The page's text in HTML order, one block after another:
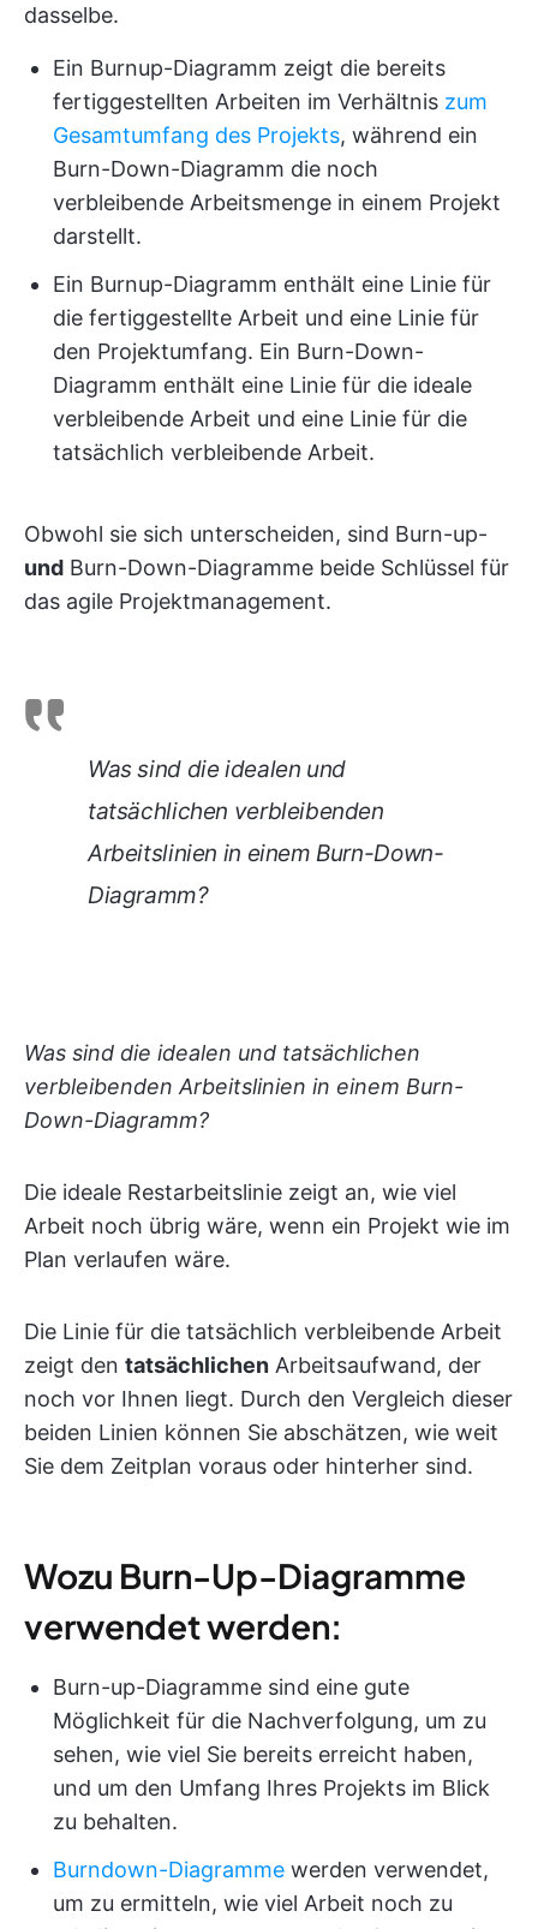
dasselbe.
Ein Burnup-Diagramm zeigt die bereits
fertiggestellten Arbeiten im Verhältnis zum
Gesamtumfang des Projekts, während ein
Burn-Down-Diagramm die noch
verbleibende Arbeitsmenge in einem Projekt
darstellt.
Ein Burnup-Diagramm enthält eine Linie für
die fertiggestellte Arbeit und eine Linie für
den Projektumfang. Ein Burn-Down-
Diagramm enthält eine Linie für die ideale
verbleibende Arbeit und eine Linie für die
tatsächlich verbleibende Arbeit.
Obwohl sie sich unterscheiden, sind Burn-up-
und Burn-Down-Diagramme beide Schlüssel für
das agile Projektmanagement.
Was sind die idealen und
tatsächlichen verbleibenden
Arbeitslinien in einem Burn-Down-
Diagramm?
Was sind die idealen und tatsächlichen
verbleibenden Arbeitslinien in einem Burn-
Down-Diagramm?
Die ideale Restarbeitslinie zeigt an, wie viel
Arbeit noch übrig wäre, wenn ein Projekt wie im
Plan verlaufen wäre.
Die Linie für die tatsächlich verbleibende Arbeit
zeigt den tatsächlichen Arbeitsaufwand, der
noch vor Ihnen liegt. Durch den Vergleich dieser
beiden Linien können Sie abschätzen, wie weit
Sie dem Zeitplan voraus oder hinterher sind.
Wozu Burn-Up-Diagramme
verwendet werden:
Burn-up-Diagramme sind eine gute
Möglichkeit für die Nachverfolgung, um zu
sehen, wie viel Sie bereits erreicht haben,
und um den Umfang Ihres Projekts im Blick
zu behalten.
Burndown-Diagramme werden verwendet,
um zu ermitteln, wie viel Arbeit noch zu